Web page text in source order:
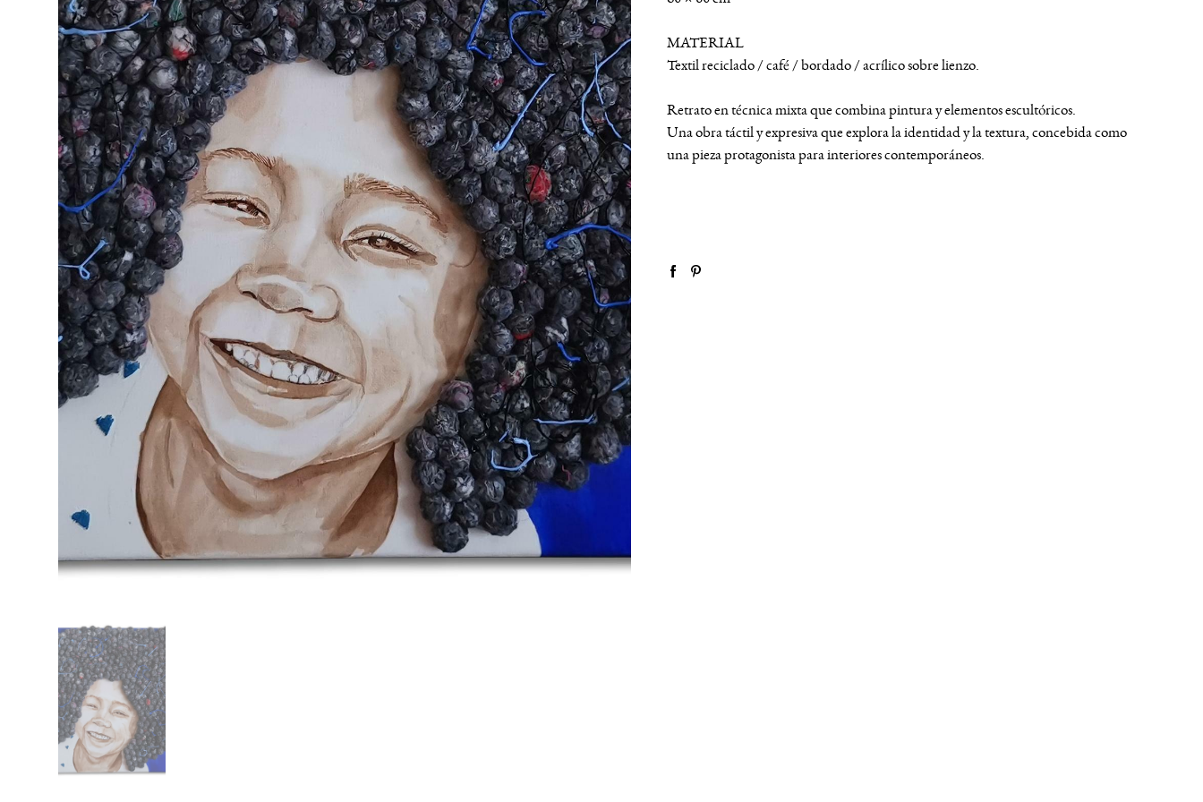
MATERIAL
Textil reciclado / café / bordado / acrílico sobre lienzo.
Retrato en técnica mixta que combina pintura y elementos escultóricos.
Una obra táctil y expresiva que explora la identidad y la textura, concebida como
una pieza protagonista para interiores contemporáneos.